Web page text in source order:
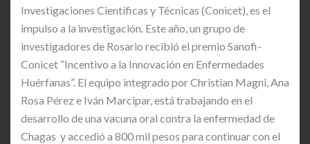
Investigaciones Científicas y Técnicas (Conicet), es el
impulso a la investigación. Este año, un grupo de
investigadores de Rosario recibió el premio Sanofi-
Conicet “Incentivo a la Innovación en Enfermedades
Huérfanas”. El equipo integrado por Christian Magni, Ana
Rosa Pérez e Iván Marcipar, está trabajando en el
desarrollo de una vacuna oral contra la enfermedad de
Chagas y accedió a 800 mil pesos para continuar con el